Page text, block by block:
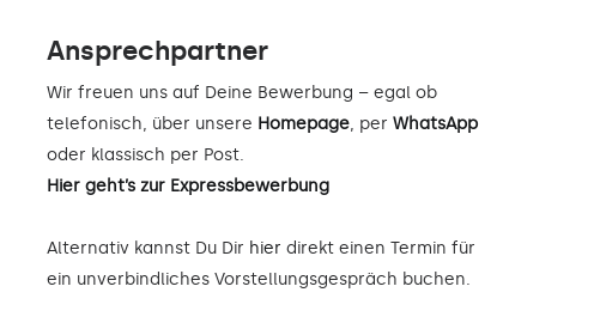
Ansprechpartner
Wir freuen uns auf Deine Bewerbung – egal ob
telefonisch, über unsere Homepage, per WhatsApp
oder klassisch per Post.
Hier geht’s zur Expressbewerbung
Alternativ kannst Du Dir hier direkt einen Termin für
ein unverbindliches Vorstellungsgespräch buchen.